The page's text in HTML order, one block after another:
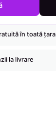
în toată țara
la livrare